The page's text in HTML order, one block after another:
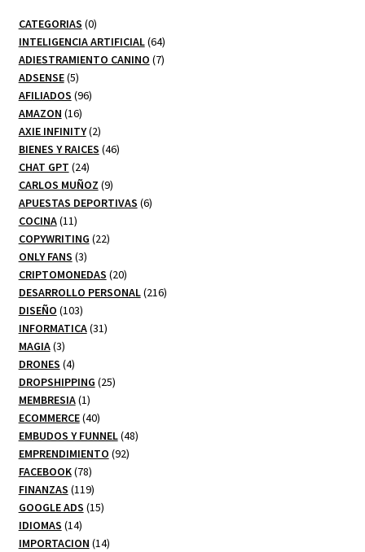
CATEGORIAS 00
productos
INTELIGENCIA ARTIFICIAL 6464
productos
ADIESTRAMIENTO CANINO 77
ADSENSE 55
productos
AFILIADOS 9696
AMAZON 1616
productos
AXIE INFINITY 22
productos
BIENES Y RAICES 4646
CHAT GPT 2424
productos
CARLOS MUÑOZ 99
productos
APUESTAS DEPORTIVAS 66
COCINA 1111
productos
COPYWRITING 2222
ONLY FANS 33
productos
CRIPTOMONEDAS 2020
productos
DESARROLLO PERSONAL 216216
DISEÑO 103103
productos
INFORMATICA 3131
MAGIA 33
productos
DRONES 44
productos
DROPSHIPPING 2525
MEMBRESIA 11
producto
ECOMMERCE 4040
productos
EMBUDOS Y FUNNEL 4848
EMPRENDIMIENTO 9292
FACEBOOK 7878
productos
FINANZAS 119119
productos
GOOGLE ADS 1515
IDIOMAS 1414
productos
IMPORTACION 1414